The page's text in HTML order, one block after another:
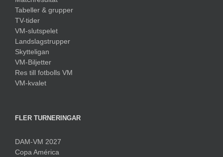
Tabeller & grupper
TV-tider
VM-slutspelet
Landslagstrupper
Skytteligan
VM-Biljetter
Res till fotbolls VM
VM-kvalet
FLER TURNERINGAR
DAM-VM 2027
Copa América